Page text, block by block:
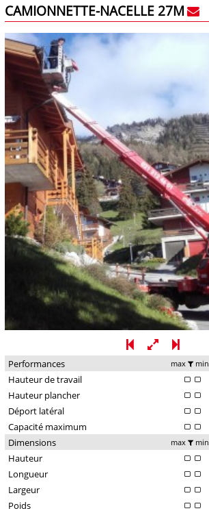
CAMIONNETTE-NACELLE 27M
Performances max min
Hauteur de travail
Hauteur plancher
Déport latéral
Capacité maximum
Dimensions
max min
Hauteur
Longueur
Largeur
Poids